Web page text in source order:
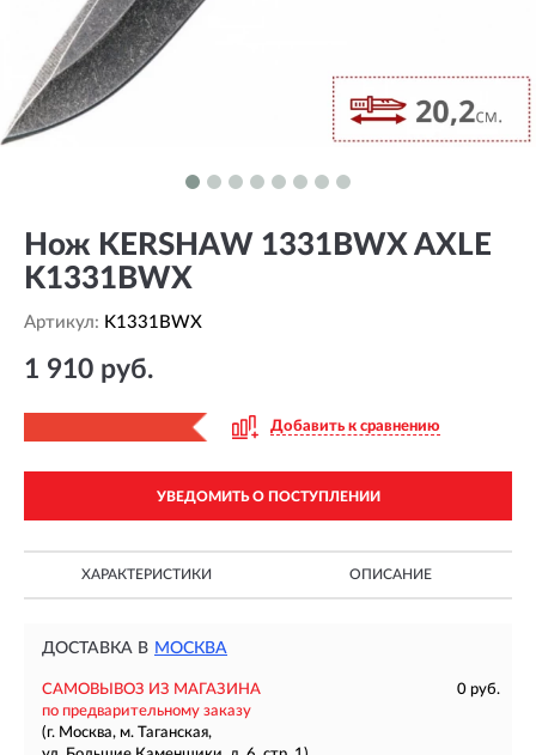
Нож KERSHAW 1331BWX AXLE
K1331BWX
Артикул: K1331BWX
1 910 руб.
Добавить к сравнению
УВЕДОМИТЬ О ПОСТУПЛЕНИИ
ХАРАКТЕРИСТИКИ ОПИСАНИЕ
ДОСТАВКА В МОСКВА
САМОВЫВОЗ ИЗ МАГАЗИНА
0 руб.
по предварительному заказу
(г. Москва, м. Таганская,